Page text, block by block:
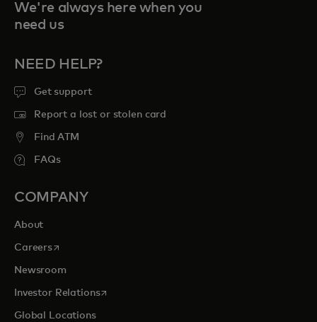
We're always here when you
need us
NEED HELP?
Get support
Report a lost or stolen card
Find ATM
FAQs
COMPANY
About
Careersopens in a new tab
Newsroom
Investor Relationsopens in a new tab
Global Locations